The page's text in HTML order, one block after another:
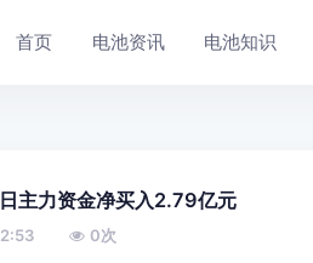
首页 电池资讯 电池知识
主力资金净买入2.79亿元
0次